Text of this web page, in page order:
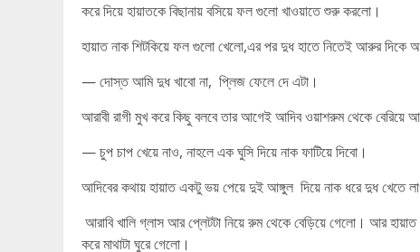
করে দিয়ে হায়াতকে বিছানায় বসিয়ে ফল গুলো খাওয়াতে শুরু করলো।
হায়াত নাক শিটকিয়ে ফল গুলো খেলো,এর পর দুধ হাতে নিতেই আরুর দিকে
— দোস্ত আমি দুধ খাবো না, প্লিজ ফেলে দে এটা।
আরাবী রাগী মুখ করে কিছু বলবে তার আগেই আদিব ওয়াশরুম থেকে বেরিয়ে
— চুপ চাপ খেয়ে নাও, নাহলে এক ঘুসি দিয়ে নাক ফাটিয়ে দিবো।
আদিবের কথায় হায়াত একটু ভয় পেয়ে দুই আঙ্গুল দিয়ে নাক ধরে দুধ খেতে
আরাবি খালি গ্লাস আর প্লেটটা নিয়ে রুম থেকে বেড়িয়ে গেলো। আর
করে মাথাটা ঘুরে গেলো।